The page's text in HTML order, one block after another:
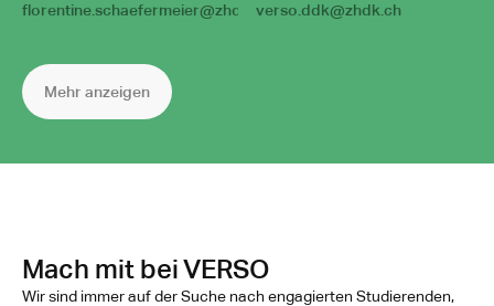
florentine.schaefermeier@zhdk.chverso.ddk@zhdk.ch
Mehr anzeigen
Mach mit bei VERSO
Wir sind immer auf der Suche nach engagierten Studierenden,